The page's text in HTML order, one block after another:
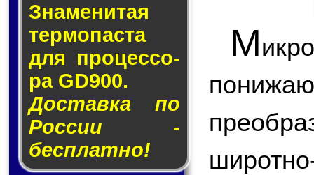
Знаменитая
тер­мо­пас­та
для про­цес­со­
ра GD900.
Доставка по
России -
бесплатно!
М